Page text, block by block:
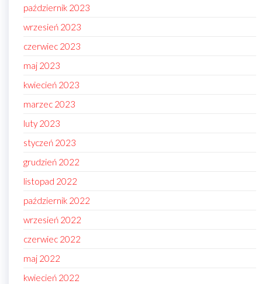
październik 2023
wrzesień 2023
czerwiec 2023
maj 2023
kwiecień 2023
marzec 2023
luty 2023
styczeń 2023
grudzień 2022
listopad 2022
październik 2022
wrzesień 2022
czerwiec 2022
maj 2022
kwiecień 2022